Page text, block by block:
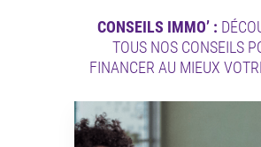
CONSEILS IMMO’ :
TOUS NOS CONSEILS
FINANCER AU MIEUX